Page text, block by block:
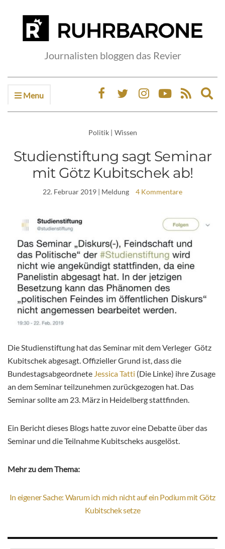
Journalisten bloggen das Revier
Menu
Politik | Wissen
Studienstiftung sagt Seminar
mit Götz Kubitschek ab!
22. Februar 2019 | Meldung 4 Kommentare
Die Studienstiftung hat das Seminar mit dem Verleger Götz
Kubitschek abgesagt. Offizieller Grund ist, dass die
Bundestagsabgeordnete Jessica Tatti (Die Linke) ihre Zusage
an dem Seminar teilzunehmen zurückgezogen hat. Das
Seminar sollte am 23. März in Heidelberg stattfinden.
Ein Bericht dieses Blogs hatte zuvor eine Debatte über das
Seminar und die Teilnahme Kubitscheks ausgelöst.
Mehr zu dem Thema:
In eigener Sache: Warum ich mich nicht auf ein Podium mit Götz
Kubitschek setze